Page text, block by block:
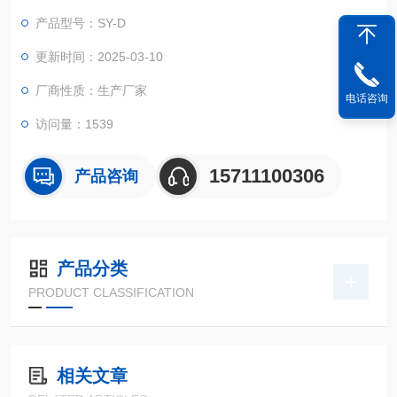
产品型号：SY-D
更新时间：2025-03-10
厂商性质：生产厂家
访问量：1539
产品咨询 15711100306
产品分类
PRODUCT CLASSIFICATION
相关文章
电话咨询